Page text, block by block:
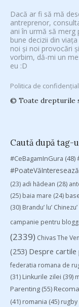
Dacă ar fi să mă
antreprenor,
ani în urmă să merg
bune decizii din
noi și noi provocări
vorbim, dă-mi un
eu :D
Politica de
© Toate drepturile
Caută după tag-
#CeBagamInGura (48)
#PoateVăInteresează
(23) adi hădean (28)
(25) baia mare (24)
(30) Brandu’ lu’ Chinezu’
campanie pentru
(2339) Chivas The
(253) Despre
federatia romana de
(31) Linkurile zilei (39)
Parenting (55)
(41) romania (45) rugby